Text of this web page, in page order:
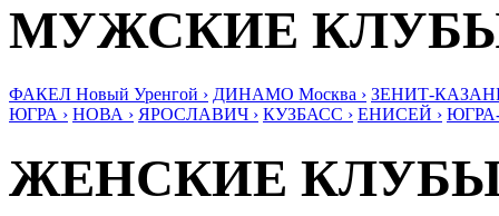
МУЖСКИЕ
ФАКЕЛ Новый Уренгой › ДИНАМО Москва › ЗЕНИТ-
ЮГРА › НОВА › ЯРОСЛАВИЧ › КУЗБАСС › ЕНИСЕЙ ›
ЖЕНСКИЕ